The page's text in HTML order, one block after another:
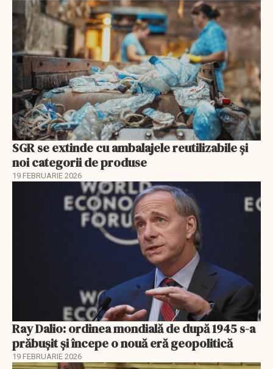
SGR se extinde cu ambalajele reutilizabile și
noi categorii de produse
19 FEBRUARIE 2026
Ray Dalio: ordinea mondială de după 1945 s-a
prăbușit și începe o nouă eră geopolitică
19 FEBRUARIE 2026